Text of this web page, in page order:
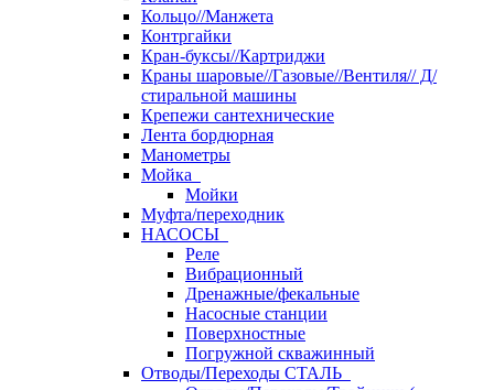
Кольцо//Манжета
Контргайки
Кран-буксы//Картриджи
Краны шаровые//Газовые//Вентиля// Д/
стиральной машины
Крепежи сантехнические
Лента бордюрная
Манометры
Мойка
Мойки
Муфта/переходник
НАСОСЫ
Реле
Вибрационный
Дренажные/фекальные
Насосные станции
Поверхностные
Погружной скважинный
Отводы/Переходы СТАЛЬ